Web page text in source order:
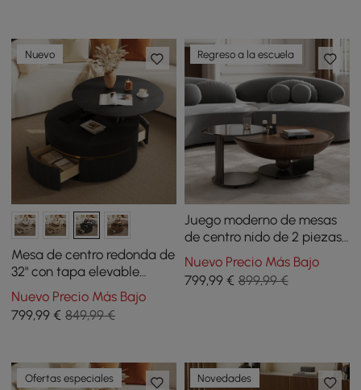
Nuevo
Mesa de centro redonda de
32" con tapa elevable
acanalada y 2 cajones
Nuevo Precio Más Bajo
799,99 € 849,99 €
Regreso a la escuela
Juego moderno de mesas
de centro nido de 2 piezas
de nogal y tapa de cristal
de 22"-35"
Nuevo Precio Más Bajo
799,99€ 899,99 €
Ofertas especiales Novedades